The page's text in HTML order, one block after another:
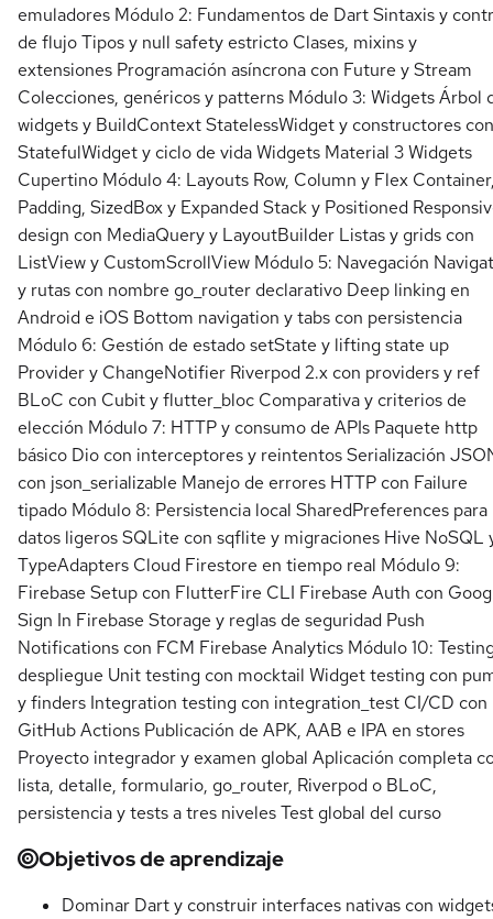
emuladores Módulo 2: Fundamentos de Dart Sintaxis y
de flujo Tipos y null safety estricto Clases, mixins y
extensiones Programación asíncrona con Future y Stream
Colecciones, genéricos y patterns Módulo 3: Widgets Árbol
widgets y BuildContext StatelessWidget y constructores
StatefulWidget y ciclo de vida Widgets Material 3 Widgets
Cupertino Módulo 4: Layouts Row, Column y Flex
Padding, SizedBox y Expanded Stack y Positioned
design con MediaQuery y LayoutBuilder Listas y grids con
ListView y CustomScrollView Módulo 5: Navegación
y rutas con nombre go_router declarativo Deep linking en
Android e iOS Bottom navigation y tabs con persistencia
Módulo 6: Gestión de estado setState y lifting state up
Provider y ChangeNotifier Riverpod 2.x con providers y ref
BLoC con Cubit y flutter_bloc Comparativa y criterios de
elección Módulo 7: HTTP y consumo de APIs Paquete http
básico Dio con interceptores y reintentos Serialización
con json_serializable Manejo de errores HTTP con Failure
tipado Módulo 8: Persistencia local SharedPreferences para
datos ligeros SQLite con sqflite y migraciones Hive NoSQL
TypeAdapters Cloud Firestore en tiempo real Módulo 9:
Firebase Setup con FlutterFire CLI Firebase Auth con
Sign In Firebase Storage y reglas de seguridad Push
Notifications con FCM Firebase Analytics Módulo 10:
despliegue Unit testing con mocktail Widget testing con
y finders Integration testing con integration_test CI/CD con
GitHub Actions Publicación de APK, AAB e IPA en stores
Proyecto integrador y examen global Aplicación completa
lista, detalle, formulario, go_router, Riverpod o BLoC,
persistencia y tests a tres niveles Test global del curso
Objetivos de aprendizaje
Dominar Dart y construir interfaces nativas con